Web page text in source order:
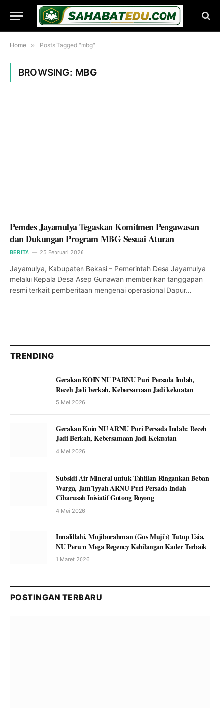
Home » Posts Tagged "mbg"
BROWSING: MBG
Pemdes Jayamulya Tegaskan Komitmen Pengawasan
dan Dukungan Program MBG Sesuai Aturan
BERITA 25 Februari 2026
Jayamulya, Kabupaten Bekasi – Pemerintah Desa Jayamulya
melalui Kepala Desa Asep Gunawan memberikan tanggapan
resmi terkait pemberitaan mengenai operasional Dapur…
TRENDING
Gerakan KOIN NU PARNU Puri Persada Indah,
Receh Jadi berkah, Kebersamaan Jadi kekuatan
5 Mei 2026
Gerakan Koin NU ARNU Puri Persada Indah: Receh
Jadi Berkah, Kebersamaan Jadi Kekuatan
4 Mei 2026
Subsidi Air Mineral untuk Tahlilan Ringankan Beban
Warga, Jam’iyyah ARNU Puri Persada Indah
Cibarusah Inisiatif Gotong Royong
4 Mei 2026
Innalillahi, Mujiburahman (Gus Mujib) Tutup Usia,
NU Perum Mega Regency Kehilangan Kader Terbaik
1 Maret 2026
POSTINGAN TERBARU